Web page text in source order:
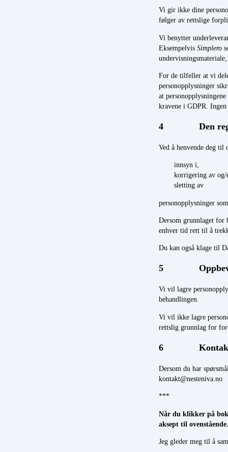
Vi gir ikke dine
følger av rettslige
Vi benytter
Eksempelvis Simplero
For de tilfeller at vi
personopplysninger
at
kravene i GDPR.
4 Den
Ved å henvende deg til
innsyn i,
korrigering av og/
sletting av
personopplysninger
Dersom grunnlaget for
enhver tid rett til å
Du kan også klage til
5
Vi vil lagre
behandlingen.
Vi vil ikke lagre
rettslig grunnlag for
6
Dersom du har
kontakt@nesteniva.no
***
Når du klikker på
aksept til ovenstående.
Jeg gleder meg til å